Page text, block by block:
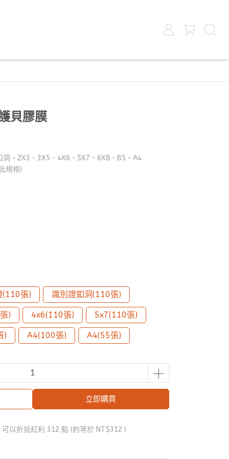
貝膠膜
、2X3、3X5、4X6、5X7、6X8、B5、A4
規格)
(110張) 識別證釦洞(110張)
) 4x6(110張) 5x7(110張)
) A4(100張) A4(55張)
立即購買
以折抵紅利 312 點 (約等於 NT$312 )